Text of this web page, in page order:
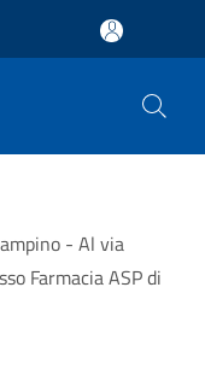
- Al via
Farmacia ASP di